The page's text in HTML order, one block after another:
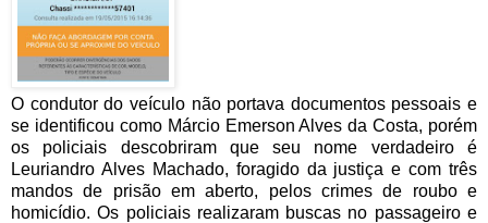
O condutor do veículo não portava documentos pessoais e
se identificou como Márcio Emerson Alves da Costa, porém
os policiais descobriram que seu nome verdadeiro é
Leuriandro Alves Machado, foragido da justiça e com três
mandos de prisão em aberto, pelos crimes de roubo e
homicídio. Os policiais realizaram buscas no passageiro e